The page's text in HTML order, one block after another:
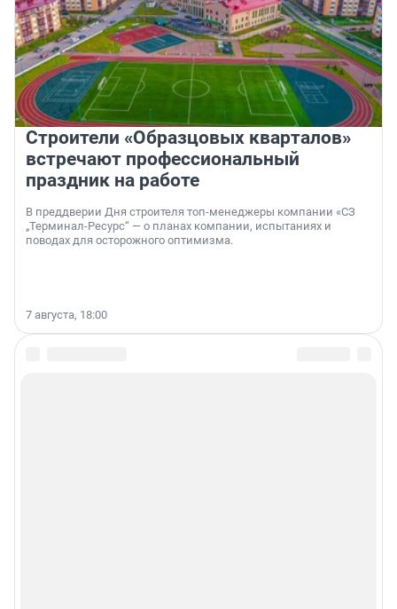
Строители «Образцовых кварталов»
встречают профессиональный
праздник на работе
В преддверии Дня строителя топ-менеджеры компании «СЗ
„Терминал-Ресурс“ — о планах компании, испытаниях и
поводах для осторожного оптимизма.
7 августа, 18:00